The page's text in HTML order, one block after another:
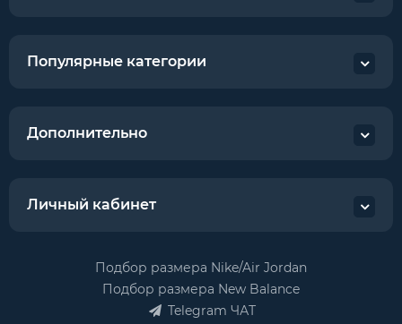
Популярные категории
Дополнительно
Личный кабинет
Подбор размера Nike/Air Jordan
Подбор размера New Balance
Telegram ЧАТ